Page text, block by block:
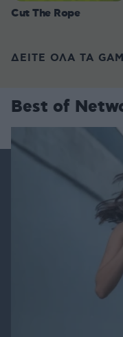
Cut The Rope
ΔΕΙΤΕ ΟΛΑ ΤΑ
Best of